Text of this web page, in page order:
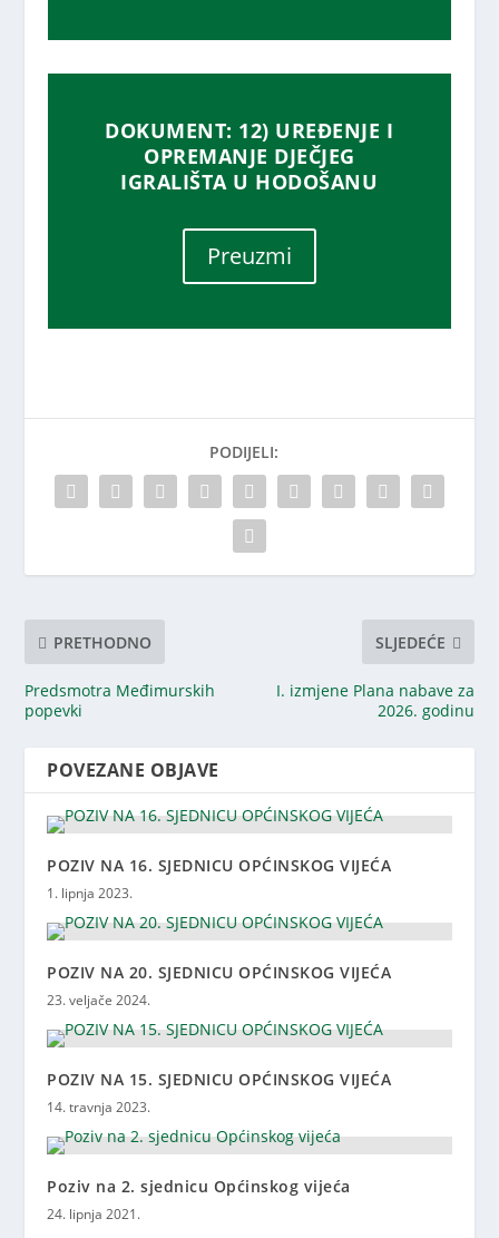
DOKUMENT: 12) UREĐENJE I
OPREMANJE DJEČJEG
IGRALIŠTA U HODOŠANU
Preuzmi
PODIJELI:
PRETHODNO
Predsmotra Međimurskih
popevki
SLJEDEĆE
I. izmjene Plana nabave za
2026. godinu
POVEZANE OBJAVE
POZIV NA 16. SJEDNICU OPĆINSKOG VIJEĆA
1. lipnja 2023.
POZIV NA 20. SJEDNICU OPĆINSKOG VIJEĆA
23. veljače 2024.
POZIV NA 15. SJEDNICU OPĆINSKOG VIJEĆA
14. travnja 2023.
Poziv na 2. sjednicu Općinskog vijeća
24. lipnja 2021.